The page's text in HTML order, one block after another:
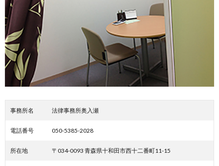
事務所名 法律事務所奥入瀬
電話番号 050-5385-2028
所在地 〒034-0093 青森県十和田市西十二番町11-15